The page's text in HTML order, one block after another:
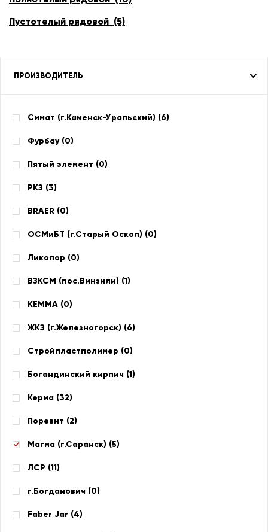
Пустотелый рядовой (5)
ПРОИЗВОДИТЕЛЬ
Симат (г.Каменск-Уральский) (6)
Фурбау (0)
Пятый элемент (0)
РКЗ (3)
BRAER (0)
ОСМиБТ (г.Старый Оскол) (0)
Ликолор (0)
ВЗКСМ (пос.Винзили) (1)
КЕММА (0)
ЖКЗ (г.Железногорск) (6)
Стройпластполимер (0)
Богандинский кирпич (1)
Керма (32)
Поревит (2)
Магма (г.Саранск) (5)
ЛСР (11)
г.Богданович (0)
Faber Jar (4)